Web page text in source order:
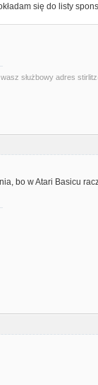
się do listy
służbowy adres
bo w Atari Basicu